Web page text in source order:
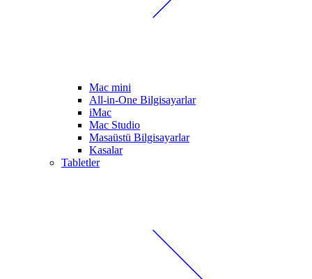
Mac mini
All-in-One Bilgisayarlar
iMac
Mac Studio
Masaüstü Bilgisayarlar
Kasalar
Tabletler